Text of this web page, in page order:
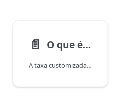
📄️ O que é a taxa customizada do parceiro?
A taxa customizada do parceiro proporciona a flexibilidade de negociar uma taxa específica com determinados afiliados, adaptando-a de maneira personalizada em relação à taxa geral definida pelo parceiro.